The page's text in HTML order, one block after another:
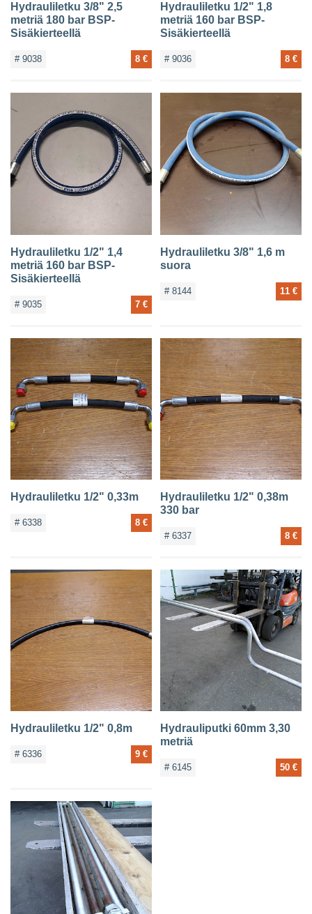
Hydrauliletku 3/8" 2,5
metriä 180 bar BSP-
Sisäkierteellä
# 9038 8 €
Hydrauliletku 1/2" 1,8
metriä 160 bar BSP-
Sisäkierteellä
# 9036 8 €
Hydrauliletku 1/2" 1,4
metriä 160 bar BSP-
Sisäkierteellä
# 9035 7 €
Hydrauliletku 3/8" 1,6 m
suora
# 8144 11 €
Hydrauliletku 1/2" 0,33m
# 6338 8 €
Hydrauliletku 1/2" 0,38m
330 bar
# 6337 8 €
Hydrauliletku 1/2" 0,8m
# 6336 9 €
Hydrauliputki 60mm 3,30
metriä
# 6145 50 €